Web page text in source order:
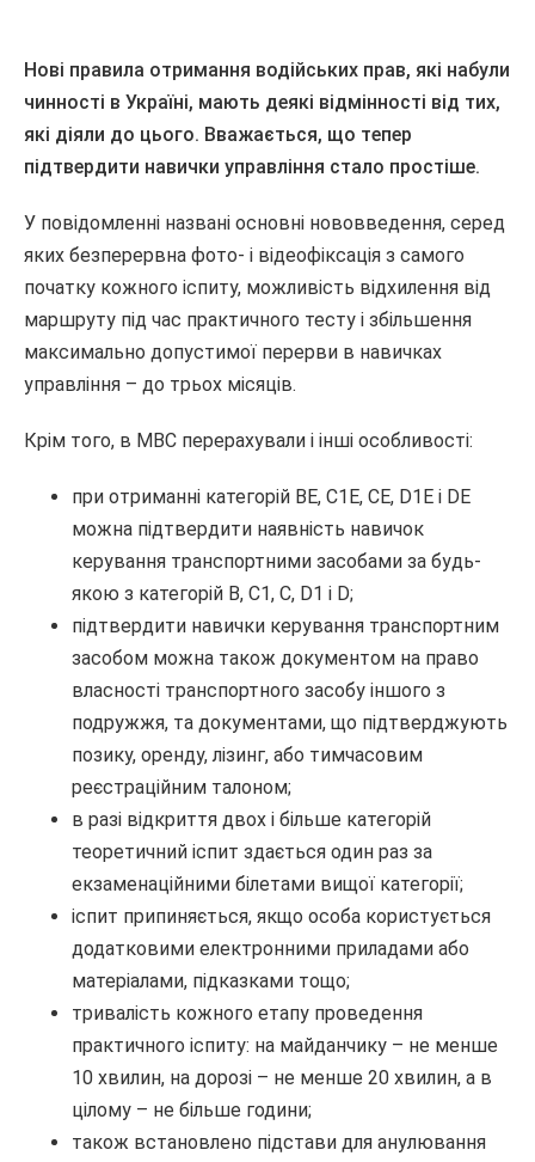
Нові правила отримання водійських прав, які набули
чинності в Україні, мають деякі відмінності від тих,
які діяли до цього. Вважається, що тепер
підтвердити навички управління стало простіше.
У повідомленні названі основні нововведення, серед
яких безперервна фото- і відеофіксація з самого
початку кожного іспиту, можливість відхилення від
маршруту під час практичного тесту і збільшення
максимально допустимої перерви в навичках
управління – до трьох місяців.
Крім того, в МВС перерахували і інші особливості:
при отриманні категорій ВЕ, С1Е, СЕ, D1E і DE
можна підтвердити наявність навичок
керування транспортними засобами за будь-
якою з категорій В, С1, С, D1 і D;
підтвердити навички керування транспортним
засобом можна також документом на право
власності транспортного засобу іншого з
подружжя, та документами, що підтверджують
позику, оренду, лізинг, або тимчасовим
реєстраційним талоном;
в разі відкриття двох і більше категорій
теоретичний іспит здається один раз за
екзаменаційними білетами вищої категорії;
іспит припиняється, якщо особа користується
додатковими електронними приладами або
матеріалами, підказками тощо;
тривалість кожного етапу проведення
практичного іспиту: на майданчику – не менше
10 хвилин, на дорозі – не менше 20 хвилин, а в
цілому – не більше години;
також встановлено підстави для анулювання